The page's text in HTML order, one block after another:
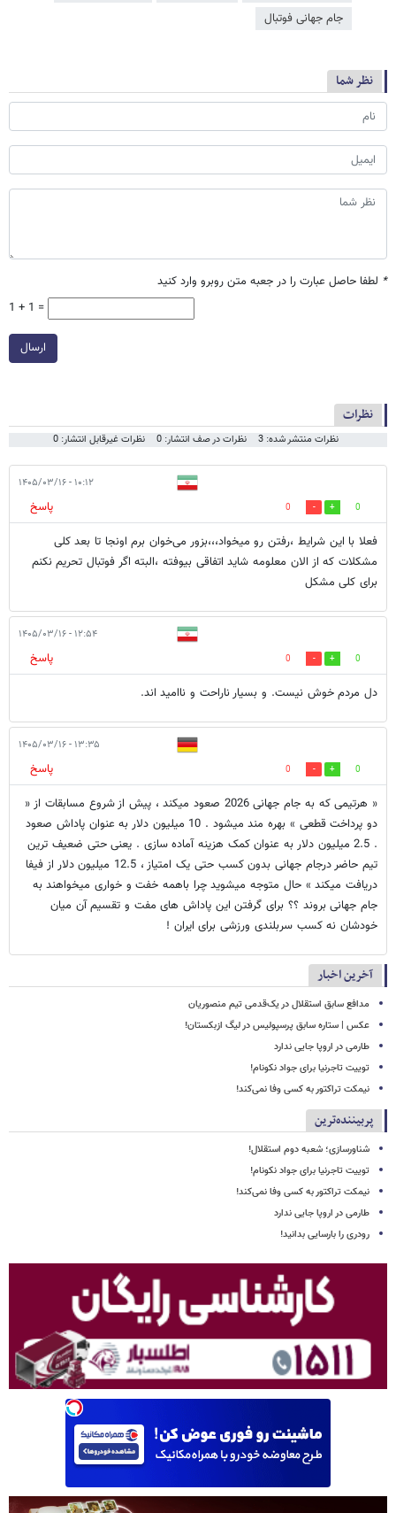
جام جهانی فوتبال
نظر شما
* لطفا حاصل عبارت را در جعبه متن روبرو وارد کنید
1 + 1 =
ارسال
نظرات
نظرات منتشر شده: 3 نظرات در صف انتشار: 0 نظرات غیرقابل انتشار: 0
۱۰:۱۲ - ۱۴۰۵/۰۳/۱۶
0
0
پاسخ
فعلا با این شرایط ،رفتن رو میخواد،،،بزور می‌خوان برم اونجا تا بعد کلی
مشکلات که از الان معلومه شاید اتفاقی بیوفته ،البته اگر فوتبال تحریم نکنم
برای کلی مشکل
۱۲:۵۴ - ۱۴۰۵/۰۳/۱۶
0
0
پاسخ
دل مردم خوش نیست. و بسیار ناراحت و ناامید اند.
۱۳:۳۵ - ۱۴۰۵/۰۳/۱۶
0
0
پاسخ
« هرتیمی که به جام جهانی 2026 صعود میکند ، پیش از شروع مسابقات از «
دو پرداخت قطعی » بهره مند میشود . 10 میلیون دلار به عنوان پاداش صعود
. 2.5 میلیون دلار به عنوان کمک هزینه آماده سازی . یعنی حتی ضعیف ترین
تیم حاضر درجام جهانی بدون کسب حتی یک امتیاز ، 12.5 میلیون دلار از فیفا
دریافت میکند » حال متوجه میشوید چرا باهمه خفت و خواری میخواهند به
جام جهانی بروند ؟؟ برای گرفتن این پاداش های مفت و تقسیم آن میان
خودشان نه کسب سربلندی ورزشی برای ایران !
آخرین اخبار
مدافع سابق استقلال در یک‌قدمی تیم منصوریان
عکس | ستاره سابق پرسپولیس در لیگ ازبکستان!
طارمی در اروپا جایی ندارد
توییت تاجرنیا برای جواد نکونام!
نیمکت تراکتور به کسی وفا نمی‌کند!
پربیننده‌ترین
شناورسازی؛ شعبه دوم استقلال!
توییت تاجرنیا برای جواد نکونام!
نیمکت تراکتور به کسی وفا نمی‌کند!
طارمی در اروپا جایی ندارد
رودری را بارسایی بدانید!